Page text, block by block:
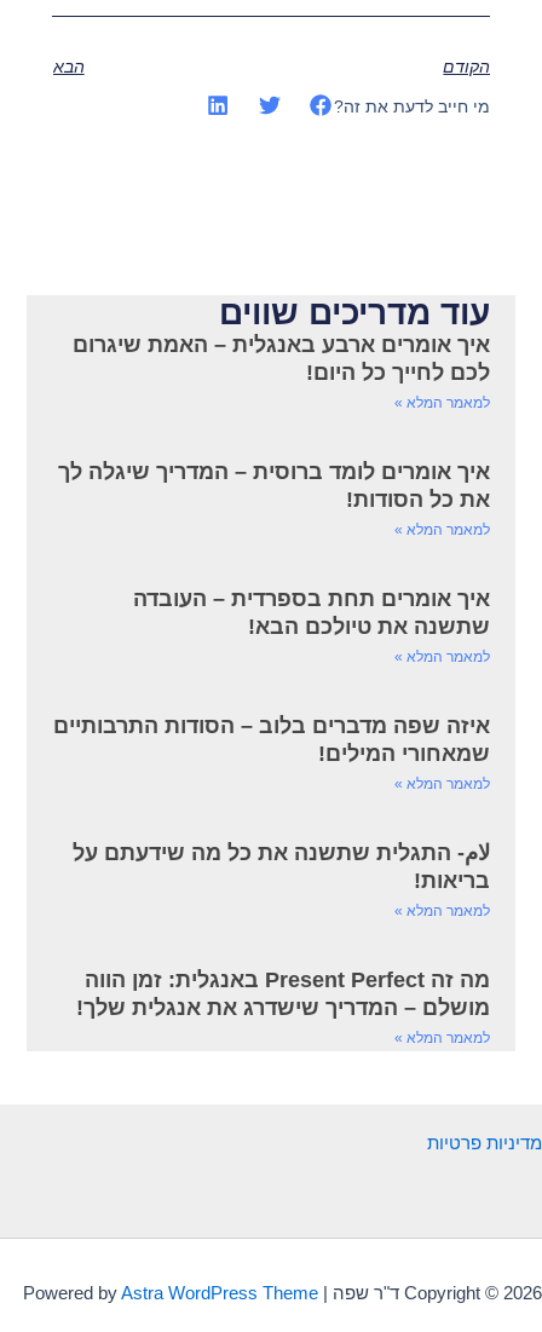
הקודם הבא
מי חייב לדעת את זה?
עוד מדריכים שווים
איך אומרים ארבע באנגלית – האמת שיגרום
לכם לחייך כל היום!
למאמר המלא »
איך אומרים לומד ברוסית – המדריך שיגלה לך
את כל הסודות!
למאמר המלא »
איך אומרים תחת בספרדית – העובדה
שתשנה את טיולכם הבא!
למאמר המלא »
איזה שפה מדברים בלוב – הסודות התרבותיים
שמאחורי המילים!
למאמר המלא »
لام- התגלית שתשנה את כל מה שידעתם על
בריאות!
למאמר המלא »
מה זה Present Perfect באנגלית: זמן הווה
מושלם – המדריך שישדרג את אנגלית שלך!
למאמר המלא »
מדיניות פרטיות
Copyright © 2026 ד"ר שפה | Powered by Astra WordPress Theme